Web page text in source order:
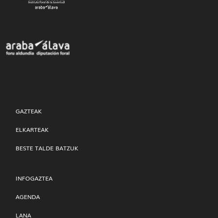
GAZTEAK
ELKARTEAK
BESTE TALDE BATZUK
INFOGAZTEA
AGENDA
LANA